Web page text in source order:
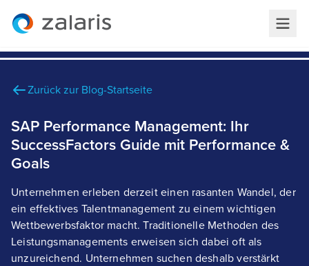
Zurück zur Blog-Startseite
SAP Performance Management: Ihr
SuccessFactors Guide mit Performance &
Goals
Unternehmen erleben derzeit einen rasanten Wandel, der
ein effektives Talentmanagement zu einem wichtigen
Wettbewerbsfaktor macht. Traditionelle Methoden des
Leistungsmanagements erweisen sich dabei oft als
unzureichend. Unternehmen suchen deshalb verstärkt